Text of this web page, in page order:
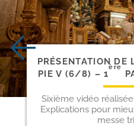
PRÉSENTATION DE
PIE V (6/​8) – 1
ère
Sixième vidéo
Explications pour
messe